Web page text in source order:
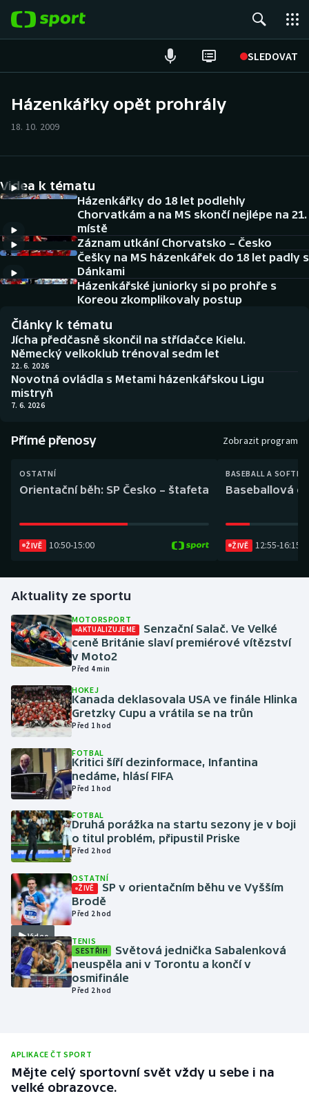
SLEDOVAT
Hokej
Tenis
Atletika
DALŠÍ SPORTY
Americký fotbal
Baseball a softbal
Basketbal
Biatlon
Curling
Florbal
Golf
Gymnastika
Házená
Jezdectví
Judo
Krasobruslení
Lezení
Lyže a snowboard
Moderní pětiboj
Motorsport
Olympijské hry
Parasport
Plážový volejbal
Ragby
NEPŘEHLÉDNĚTE
Soutěže
Historické návraty
Aplikace ČT sport
Házenkářky opět prohrály
18. 10. 2009
Videa k tématu
Házenkářky do 18 let podlehly
Chorvatkám a na MS skončí nejlépe na 21.
místě
Záznam utkání Chorvatsko – Česko
Češky na MS házenkářek do 18 let padly s
Dánkami
Házenkářské juniorky si po prohře s
Koreou zkomplikovaly postup
Články k tématu
Jícha předčasně skončil na střídačce Kielu.
Německý velkoklub trénoval sedm let
22. 6. 2026
Novotná ovládla s Metami házenkářskou Ligu
mistryň
7. 6. 2026
Přímé přenosy Zobrazit program
OSTATNÍ
Orientační běh: SP Česko – štafeta
ŽIVĚ 10:50-15:00
BASEBALL A
Baseballová
ŽIVĚ 12:55-16:15
Aktuality ze sportu
MOTORSPORT
AKTUALIZUJEME
Senzační Salač. Ve Velké
ceně Británie slaví premiérové vítězství
v Moto2
Před 4 min
HOKEJ
Kanada deklasovala USA ve finále Hlinka
Gretzky Cupu a vrátila se na trůn
Před 1 hod
FOTBAL
Kritici šíří dezinformace, Infantina
nedáme, hlásí FIFA
Před 1 hod
FOTBAL
Druhá porážka na startu sezony je v boji
o titul problém, připustil Priske
Před 2 hod
Video
OSTATNÍ
ŽIVĚ
SP v orientačním běhu ve Vyšším
Brodě
Před 2 hod
TENIS
SESTŘIH
Světová jednička Sabalenková
neuspěla ani v Torontu a končí v
osmifinále
Před 2 hod
APLIKACE ČT SPORT
Mějte celý sportovní svět vždy u sebe i na
velké obrazovce.